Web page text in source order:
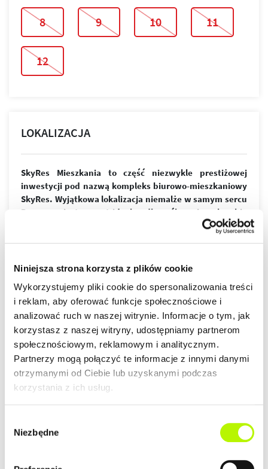
Niniejsza strona korzysta z plików cookie
Wykorzystujemy pliki cookie do spersonalizowania treści
i reklam, aby oferować funkcje społecznościowe i
analizować ruch w naszej witrynie. Informacje o tym, jak
korzystasz z naszej witryny, udostępniamy partnerom
społecznościowym, reklamowym i analitycznym.
Partnerzy mogą połączyć te informacje z innymi danymi
otrzymanymi od Ciebie lub uzyskanymi podczas
korzystania z ich usług.
zgody
Niezbędne
8 9 10 11
12
LOKALIZACJA
SkyRes Mieszkania to część niezwykle prestiżowej
inwestycji pod nazwą kompleks biurowo-mieszkaniowy
SkyRes. Wyjątkowa lokalizacja niemalże w samym sercu
Rzeszowa jest wprost idealna dla osób ceniących sobie
wielkomiejski styl życia. Nowoczesny design budynków,
wysoki standard wykończenia, garaże podziemne
klientów.
DOWIEDZ SIĘ WIĘCEJ O LOKALIZACJI
lokalizacja w centrum
nowoczesna architektura
piękne widoki na Rzeszów